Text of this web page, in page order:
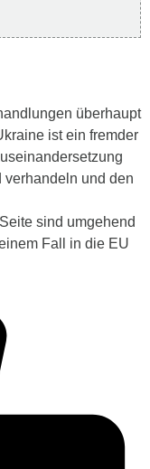
überhaupt
ist ein fremder
verhandeln und den
sind umgehend
Fall in die EU